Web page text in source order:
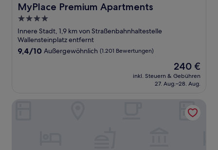
MyPlace Premium Apartments
MyPlace Premium Apartments
4.0-
Sterne-
Unterkunft
Innere Stadt, 1,9 km von Straßenbahnhaltestelle
Wallensteinplatz entfernt
9.4
9,4/10 Außergewöhnlich (1.201 Bewertungen)
Der
Preis
beträgt
240 €
inkl. Steuern & Gebühren
27. Aug.–28. Aug.